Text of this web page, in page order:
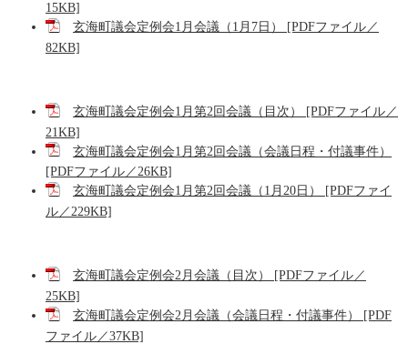
15KB]
玄海町議会定例会1月会議（1月7日） [PDFファイル／
82KB]
玄海町議会定例会1月第2回会議（目次） [PDFファイル／
21KB]
玄海町議会定例会1月第2回会議（会議日程・付議事件）
[PDFファイル／26KB]
玄海町議会定例会1月第2回会議（1月20日） [PDFファイ
ル／229KB]
玄海町議会定例会2月会議（目次） [PDFファイル／
25KB]
玄海町議会定例会2月会議（会議日程・付議事件） [PDF
ファイル／37KB]